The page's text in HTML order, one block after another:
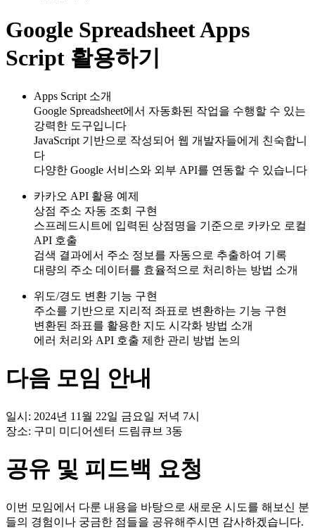
Google Spreadsheet Apps
Script 활용하기
Apps Script 소개
Google Spreadsheet에서 자동화된 작업을 수행할 수 있는
강력한 도구입니다
JavaScript 기반으로 작성되어 웹 개발자들에게 친숙합니
다
다양한 Google 서비스와 외부 API를 연동할 수 있습니다
카카오 API 활용 예제
상점 주소 자동 조회 구현
스프레드시트에 입력된 상점명을 기준으로 카카오 로컬
API 호출
검색 결과에서 주소 정보를 자동으로 추출하여 기록
대량의 주소 데이터를 효율적으로 처리하는 방법 소개
위도/경도 변환 기능 구현
주소를 기반으로 지리적 좌표로 변환하는 기능 구현
변환된 좌표를 활용한 지도 시각화 방법 소개
에러 처리와 API 호출 제한 관리 방법 논의
다음 모임 안내
일시: 2024년 11월 22일 금요일 저녁 7시
장소: 구미 미디어센터 드림큐브 3동
공유 및 피드백 요청
이번 모임에서 다룬 내용을 바탕으로 새로운 시도를 해보신 분
들의 경험이나 궁금한 점들을 공유해주시면 감사하겠습니다.